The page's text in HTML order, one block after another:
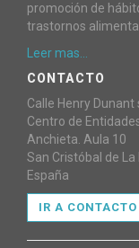
promoción de
trastornos
Leer mas...
CONTACTO
Calle Henry Dunant
Centro de
Anchieta. Aula 10
San Cristóbal de
España
IR A CONTACTO